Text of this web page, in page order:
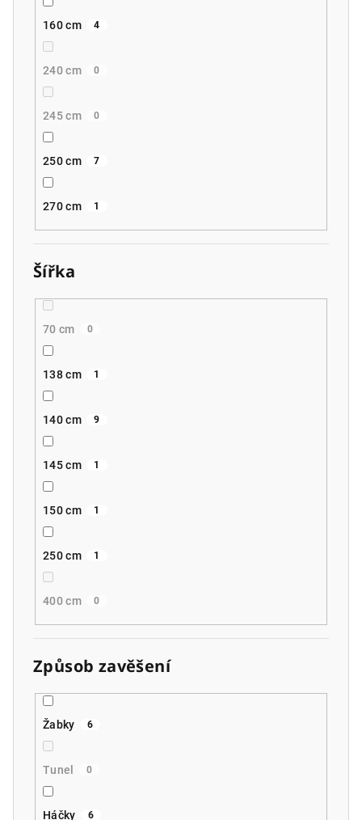
160 cm 4
240 cm 0
245 cm 0
250 cm 7
270 cm 1
Šířka
70 cm 0
138 cm 1
140 cm 9
145 cm 1
150 cm 1
250 cm 1
400 cm 0
Způsob zavěšení
Žabky 6
Tunel 0
Háčky 6